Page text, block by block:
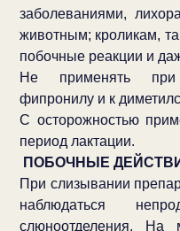
заболеваниями,
животным; кроликам,
побочные реакции и
Не применять при
фипронилу и к
С осторожностью
период лактации.
ПОБОЧНЫЕ
При слизывании
наблюдаться
слюноотделения. На